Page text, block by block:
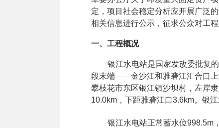
定，项目社会稳定分析应开展广泛
相关信息进行公示，征求公众对工
一、工程概况
银江水电站是国家发改委批复
段末端——金沙江和雅砻江汇合口上
攀枝花市东区银江镇沙坝村，左岸
10.0km ，下距雅砻江口3.6km。银
银江水电站正常蓄水位998.5m